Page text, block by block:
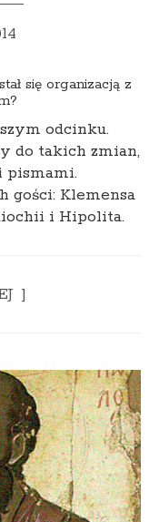
się organizacją z
odcinku.
do takich zmian,
pismami.
gości: Klemensa
i Hipolita.